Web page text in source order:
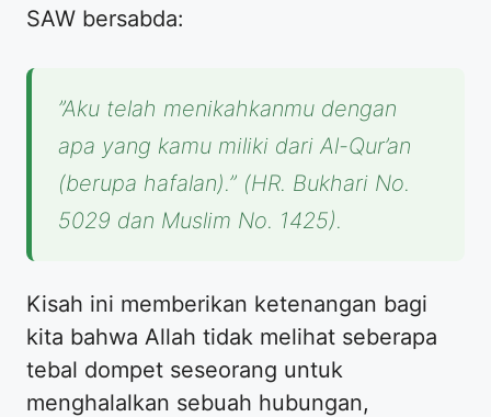
SAW bersabda:
​”Aku telah menikahkanmu dengan
apa yang kamu miliki dari Al-Qur’an
(berupa hafalan).” (HR. Bukhari No.
5029 dan Muslim No. 1425).
​Kisah ini memberikan ketenangan bagi
kita bahwa Allah tidak melihat seberapa
tebal dompet seseorang untuk
menghalalkan sebuah hubungan,